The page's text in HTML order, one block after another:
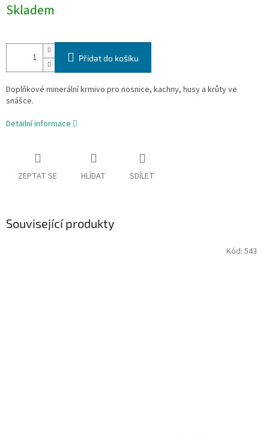
cena:
Skladem
Přidat do košíku
Doplňkové minerální krmivo pro nosnice, kachny, husy a krůty ve
snášce.
Detailní informace
ZEPTAT SE HLÍDAT SDÍLET
Související produkty
Kód: 543